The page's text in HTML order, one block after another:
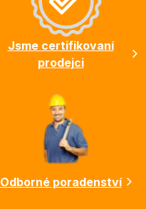
Jsme certifikovaní
prodejci
Odborné poradenství